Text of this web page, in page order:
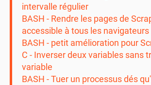
intervalle régulier
BASH - Rendre les pages de
accessible à tous les navigateurs
BASH - petit amélioration pour
C - Inverser deux variables sans
variable
BASH - Tuer un processus dés